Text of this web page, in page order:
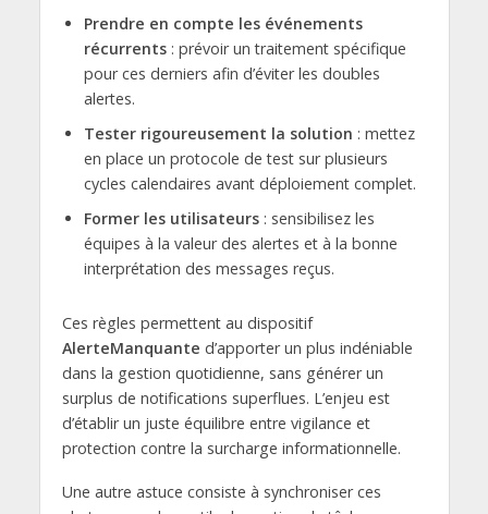
Prendre en compte les événements
récurrents: prévoir un traitement spécifique
pour ces derniers afin d’éviter les doubles
alertes.
Tester rigoureusement la solution : mettez
en place un protocole de test sur plusieurs
cycles calendaires avant déploiement complet.
Former les utilisateurs: sensibilisez les
équipes à la valeur des alertes et à la bonne
interprétation des messages reçus.
Ces règles permettent au dispositif
AlerteManquante d’apporter un plus indéniable
dans la gestion quotidienne, sans générer un
surplus de notifications superflues. L’enjeu est
d’établir un juste équilibre entre vigilance et
protection contre la surcharge informationnelle.
Une autre astuce consiste à synchroniser ces